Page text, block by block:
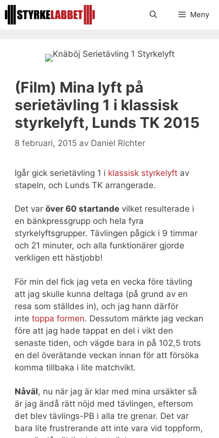
Hoppa
till
Meny
(Film) Mina lyft på
serietävling 1 i klassisk
styrkelyft, Lunds TK 2015
8 februari, 2015 av Daniel Richter
Igår gick serietävling 1 i klassisk styrkelyft av
stapeln, och Lunds TK arrangerade.
Det var över 60 startande vilket resulterade i
en bänkpressgrupp och hela fyra
styrkelyftsgrupper. Tävlingen pågick i 9 timmar
och 21 minuter, och alla funktionärer gjorde
verkligen ett hästjobb!
För min del fick jag veta en vecka före tävling
att jag skulle kunna deltaga (på grund av en
resa som ställdes in), och jag hann därför
inte toppa formen. Dessutom märkte jag veckan
före att jag hade tappat en del i vikt den
senaste tiden, och vägde bara in på 102,5 trots
en del överätande veckan innan för att försöka
komma tillbaka i lite matchvikt.
Nåväl, nu när jag är klar med mina ursäkter så
är jag ändå rätt nöjd med tävlingen, eftersom
det blev tävlings-PB i alla tre grenar. Det var
bara lite frustrerande att inte vara vid toppform,